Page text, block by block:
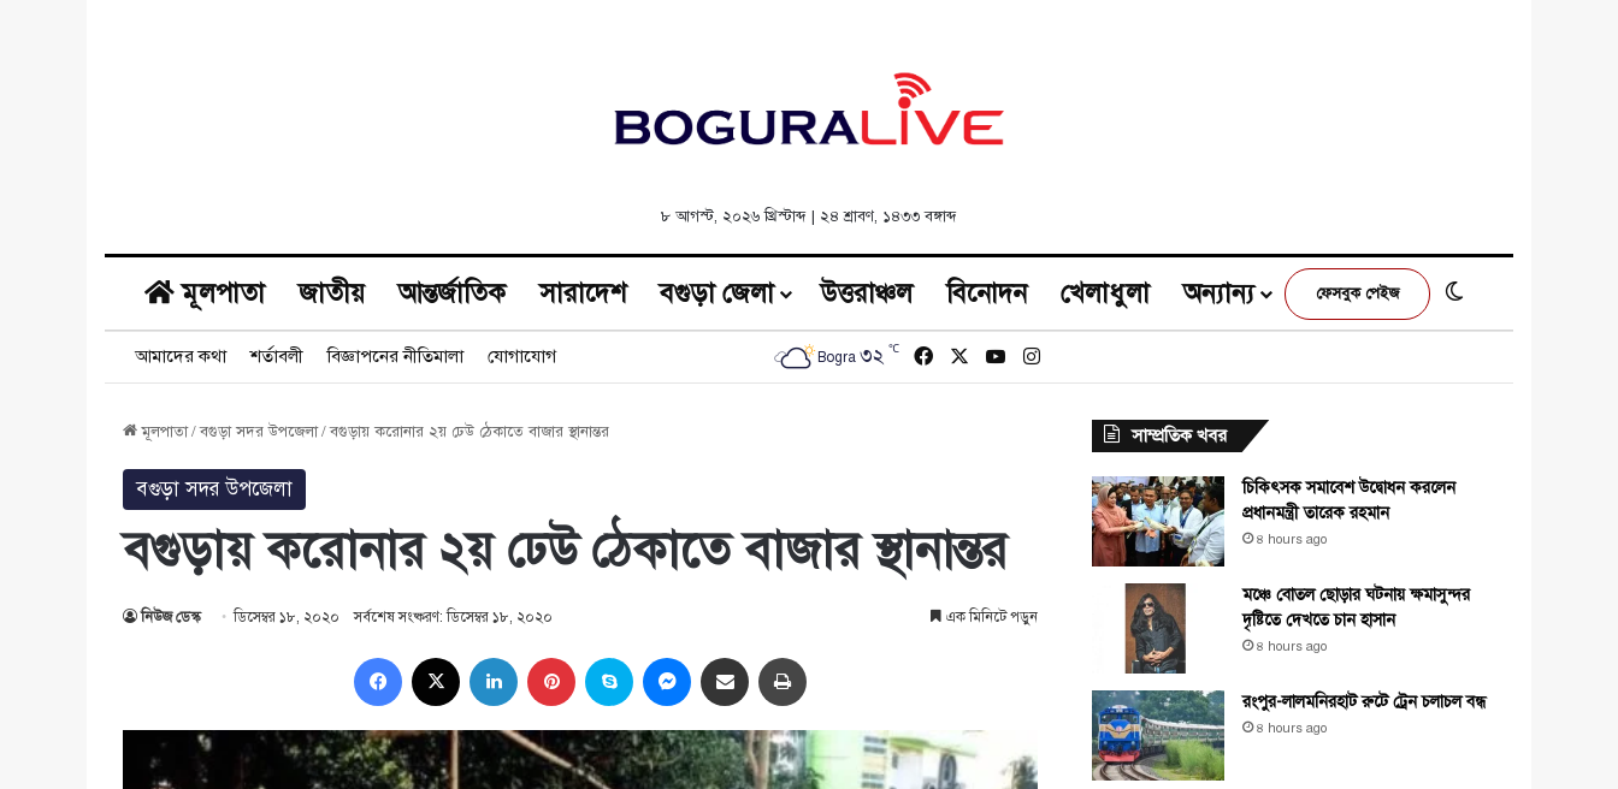
৮ আগস্ট, ২০২৬ খ্রিস্টাব্দ | ২৪ শ্রাবণ, ১৪৩৩ বঙ্গাব্দ
মূলপাতা জাতীয় আন্তর্জাতিক সারাদেশ বগুড়া জেলা উত্তরাঞ্চল বিনোদন খেলাধুলা অন্যান্য ফেসবুক পেইজ
আমাদের কথা শর্তাবলী বিজ্ঞাপনের নীতিমালা যোগাযোগ Bogra ৩২ ℃ FacebookYouTubeInstagram
মূলপাতা/বগুড়া সদর উপজেলা/বগুড়ায় করোনার ২য় ঢেউ ঠেকাতে বাজার স্থানান্তর
বগুড়া সদর উপজেলা
বগুড়ায় করোনার ২য় ঢেউ ঠেকাতে বাজার স্থানান্তর
নিউজ ডেস্ক ডিসেম্বর ১৮, ২০২০ সর্বশেষ সংষ্করণ: ডিসেম্বর ১৮, ২০২০ এক মিনিটে পড়ুন
Facebook LinkedIn Pinterest Skype MessengerShare via Email
সাম্প্রতিক খবর
চিকিৎসক সমাবেশ উদ্বোধন করলেন
প্রধানমন্ত্রী তারেক রহমান
৪ hours ago
মঞ্চে বোতল ছোড়ার ঘটনায় ক্ষমাসুন্দর
দৃষ্টিতে দেখতে চান হাসান
৪ hours ago
রংপুর-লালমনিরহাট রুটে ট্রেন চলাচল বন্ধ
৪ hours ago